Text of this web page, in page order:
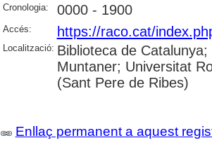
Cronologia: 0000 - 1900
Accés: https://raco.cat/
Localització: Biblioteca de
Muntaner; Universitat
(Sant Pere de Ribes)
Enllaç permanent a aquest